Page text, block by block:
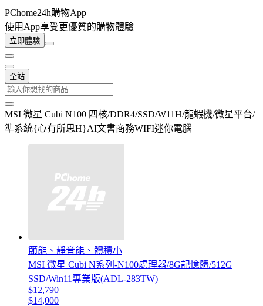
PChome24h購物App
使用App享受更優質的購物體驗
立即體驗
全站
MSI 微星 Cubi N100 四核/DDR4/SSD/W11H/龍蝦機/微星平台/
準系統{心有所思H}AI文書商務WIFI迷你電腦
節能、靜音能、體積小
MSI 微星 Cubi N系列-N100處理器/8G記憶體/512G
SSD/Win11專業版(ADL-283TW)
$12,790
$14,000